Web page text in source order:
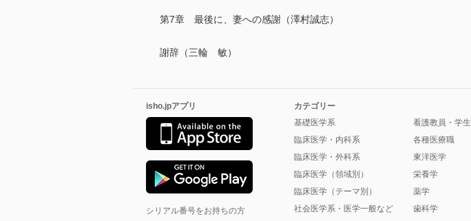
第7章 最後に、妻への感謝（澤村誠志）
謝辞（三輪 敏）
isho.jpアプリ
シリアル番号をお持ちの方
カテゴリー
基礎医学系
臨床医学・内科系
臨床医学・外科系
臨床医学（領域別）
臨床医学（テーマ別）
社会医学系・医学一般など
看護教員・学生
各種医療職
東洋医学
栄養学
薬学
歯科学